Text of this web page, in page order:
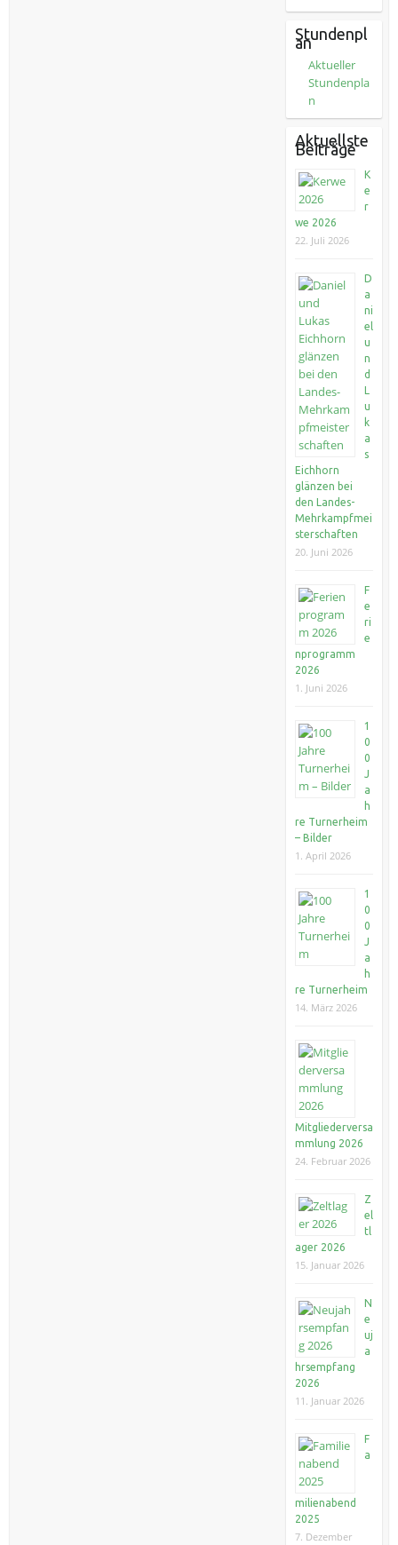
Stundenpl
an
Aktueller
Stundenpla
n
Aktuellste
Beiträge
K
e
r
we 2026
22. Juli 2026
D
a
ni
el
u
n
d
u
k
a
s
Eichhorn
glänzen bei
den Landes-
Mehrkampfmei
sterschaften
20. Juni 2026
F
e
ri
e
nprogramm
2026
1. Juni 2026
1
0
0
J
a
h
re Turnerheim
– Bilder
1. April 2026
1
0
0
J
a
h
re Turnerheim
14. März 2026
Mitgliederversa
mmlung 2026
24. Februar 2026
Z
el
tl
ager 2026
15. Januar 2026
N
e
uj
a
hrsempfang
2026
11. Januar 2026
F
a
milienabend
2025
7. Dezember